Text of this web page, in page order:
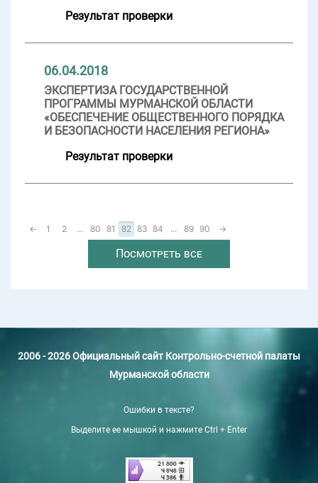
Результат проверки
06.04.2018
ЭКСПЕРТИЗА ГОСУДАРСТВЕННОЙ
ПРОГРАММЫ МУРМАНСКОЙ ОБЛАСТИ
«ОБЕСПЕЧЕНИЕ ОБЩЕСТВЕННОГО ПОРЯДКА
И БЕЗОПАСНОСТИ НАСЕЛЕНИЯ РЕГИОНА»
Результат проверки
← 1 2 ... 80 81 82 83 84 ... 89 90 →
Посмотреть все
2006 - 2026 Официальный сайт Контрольно-счетной палаты
Мурманской области
Ошибки в тексте?
Выделите ее мышкой и нажмите Ctrl + Enter